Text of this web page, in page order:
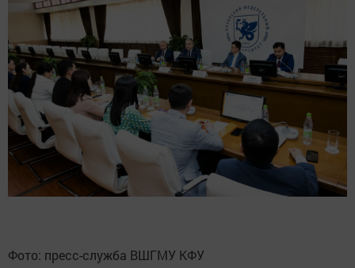
Фото: пресс-служба ВШГМУ КФУ